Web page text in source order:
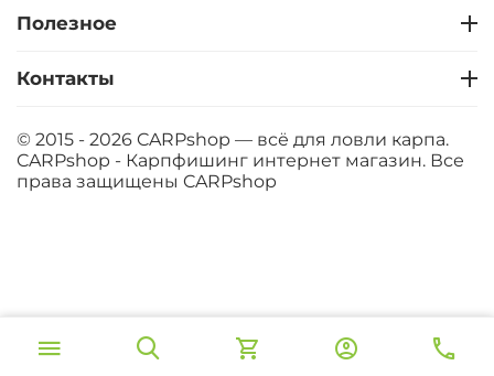
Полезное
Контакты
© 2015 - 2026 CARPshop — всё для ловли карпа.
CARPshop - Карпфишинг интернет магазин. Все
права защищены CARPshop
‍549‍ В корзину